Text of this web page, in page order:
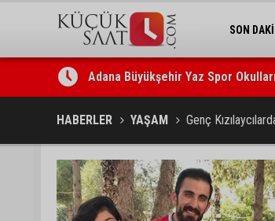
SON
Adana Büyükşehir Yaz Spor
HABERLER YAŞAM Genç